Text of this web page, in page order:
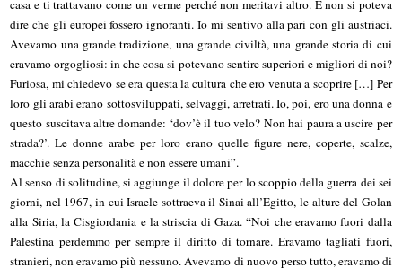
casa e ti trattavano come un verme perché non meritavi altro. E non si poteva
dire che gli europei fossero ignoranti. Io mi sentivo alla pari con gli austriaci.
Avevamo una grande tradizione, una grande civiltà, una grande storia di cui
eravamo orgogliosi: in che cosa si potevano sentire superiori e migliori di noi?
Furiosa, mi chiedevo se era questa la cultura che ero venuta a scoprire […] Per
loro gli arabi erano sottosviluppati, selvaggi, arretrati. Io, poi, ero una donna e
questo suscitava altre domande: ‘dov’è il tuo velo? Non hai paura a uscire per
strada?’. Le donne arabe per loro erano quelle figure nere, coperte, scalze,
macchie senza personalità e non essere umani”.
Al senso di solitudine, si aggiunge il dolore per lo scoppio della guerra dei sei
giorni, nel 1967, in cui Israele sottraeva il Sinai all’Egitto, le alture del Golan
alla Siria, la Cisgiordania e la striscia di Gaza. “Noi che eravamo fuori dalla
Palestina perdemmo per sempre il diritto di tornare. Eravamo tagliati fuori,
stranieri, non eravamo più nessuno. Avevamo di nuovo perso tutto, eravamo di